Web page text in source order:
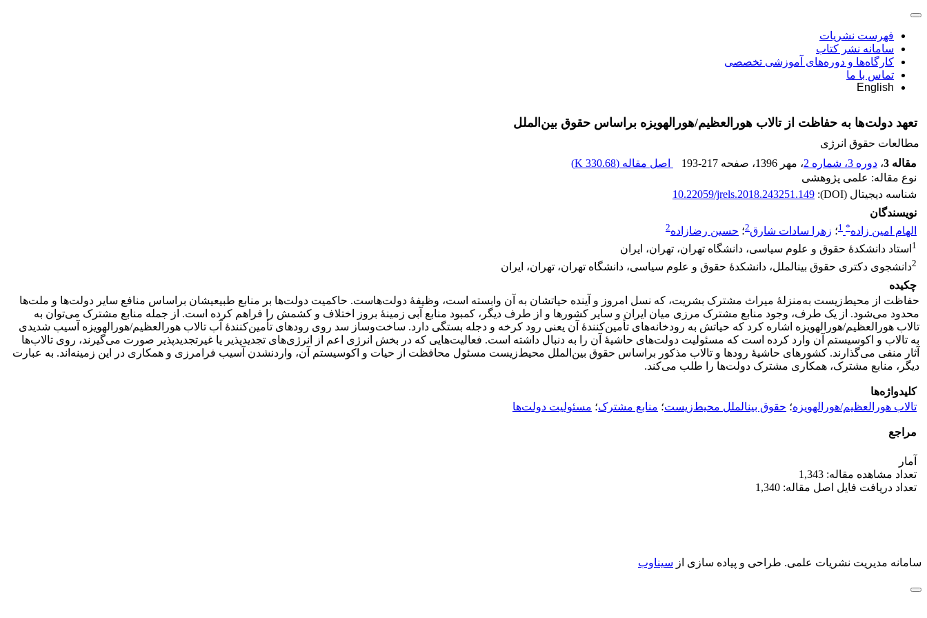
فهرست نشریات
سامانه نشر کتاب
کارگاه‌ها و دوره‌های آموزشی تخصصی
تماس با ما
English
تعهد دولت‌ها به حفاظت از تالاب هورالعظیم/هورالهویزه براساس حقوق بین‌الملل
مطالعات حقوق انرژی
مقاله 3
، دوره 3، شماره 2 ، مهر 1396 ، صفحه 193-217 اصل مقاله (330.68 K
)
نوع مقاله: علمی پژوهشی
شناسه دیجیتال (DOI):
10.22059/jrels.2018.243251.149
نویسندگان
الهام امین زاده*
1؛ زهرا سادات شارق2؛ حسین رضازاده2
1 استاد دانشکدۀ حقوق و علوم سیاسی، دانشگاه تهران، تهران، ایران
2دانشجوی دکتری حقوق بینالملل، دانشکدۀ حقوق و علوم سیاسی، دانشگاه تهران، تهران، ایران
چکیده
حفاظت از محیط‌زیست به‌منزلۀ میراث مشترک بشریت، که نسل امروز و آینده حیاتشان به آن وابسته است، وظیفۀ دولت‌هاست. حاکمیت دولت‌ها بر منابع طبیعیشان براساس منافع سایر دولت‌ها و ملت‌ها
محدود می‌شود. از یک طرف، وجود منابع مشترک مرزی میان ایران و سایر کشورها و از طرف دیگر، کمبود منابع آبی زمینۀ بروز اختلاف و کشمش را فراهم کرده است. از جمله منابع مشترک می‌توان به
تالاب هورالعظیم/هورالهویزه اشاره کرد که حیاتش به رودخانه‌های تأمین‌کنندۀ آن یعنی رود کرخه و دجله بستگی دارد. ساخت‌و‌ساز سد روی رودهای تأمین‌کنندۀ آب تالاب هورالعظیم/هورالهویزه آسیب شدیدی
به تالاب و اکوسیستم آن وارد کرده است که مسئولیت دولت‌های حاشیۀ آن را به دنبال داشته است. فعالیت‌هایی که در بخش انرژی اعم از انرژی‌های تجدیدپذیر یا غیرتجدیدپذیر صورت می‌گیرند، روی تالاب‌ها
آثار منفی می‌گذارند. کشورهای حاشیۀ رودها و تالاب مذکور براساس حقوق بین‌الملل محیط‌زیست مسئول محافظت از حیات و اکوسیستم آن، وارد‌نشدن آسیب فرامرزی و همکاری در این زمینه‌اند. به عبارت
دیگر، منابع مشترک، همکاری مشترک دولت‌ها را طلب می‌کند.
کلیدواژه‌ها
تالاب هورالعظیم/هورالهویزه؛ حقوق بینالملل محیط‌زیست؛ منابع مشترک؛ مسئولیت دولت‌ها
مراجع
آمار
تعداد مشاهده مقاله: 1,343
تعداد دریافت فایل اصل مقاله: 1,340
سامانه مدیریت نشریات علمی. طراحی و پیاده سازی از سیناوب